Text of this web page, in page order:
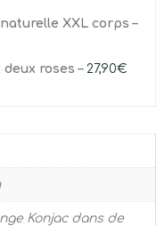
naturelle XXL corps–
deux roses– 27,90€
Konjac dans de